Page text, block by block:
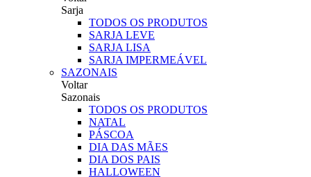
Sarja
TODOS OS PRODUTOS
SARJA LEVE
SARJA LISA
SARJA IMPERMEÁVEL
SAZONAIS
Voltar
Sazonais
TODOS OS PRODUTOS
NATAL
PÁSCOA
DIA DAS MÃES
DIA DOS PAIS
HALLOWEEN